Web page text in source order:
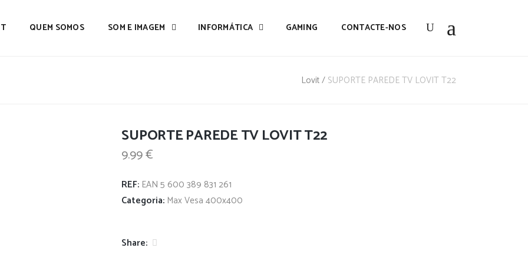
QUEM SOMOS SOM E IMAGEM INFORMÁTICA GAMING CONTACTE-NOS
Lovit/ SUPORTE PAREDE TV LOVIT T22
SUPORTE PAREDE TV LOVIT T22
9.99€
REF: EAN 5 600 389 831 261
Categoria: Max Vesa 400x400
Share: